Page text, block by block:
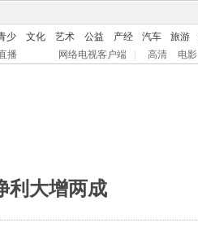
少 文化 艺术 公益 产经 汽车 旅游
播 网络电视客户端 高清 电影
利大增两成